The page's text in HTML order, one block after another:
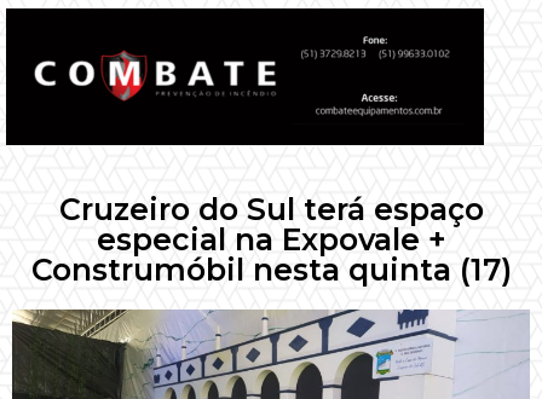
Cruzeiro do Sul terá espaço
especial na Expovale +
Construmóbil nesta quinta (17)